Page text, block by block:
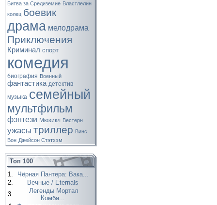
Битва за Средиземие Властлелин
колец боевик
драма мелодрама
Приключения
Криминал спорт
комедия
биография Военный
фантастика детектив
музыка семейный
мультфильм
фэнтези Мюзикл Вестерн
ужасы триллер Винс
Вон Джейсон Стэтхэм
Топ 100
1.
Чёрная Пантера: Вака...
2.
Вечные / Eternals
3.
Легенды Мортал
Комба...